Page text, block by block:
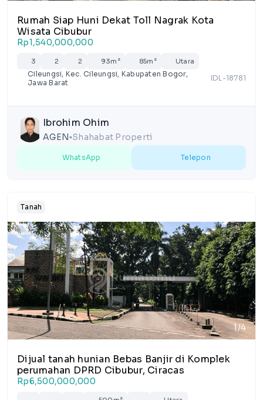
Rumah Siap Huni Dekat Toll Nagrak Kota
Wisata Cibubur
Rp1,540,000,000
3 2 2 93m² 85m² Utara
Cileungsi, Kec. Cileungsi, Kabupaten Bogor,
Jawa Barat
IDL-18781
Ibrohim Ohim
AGEN lens Shahabat Properti
WhatsApp Telepon
Tanah
1/4
Dijual tanah hunian Bebas Banjir di Komplek
perumahan DPRD Cibubur, Ciracas
Rp6,500,000,000